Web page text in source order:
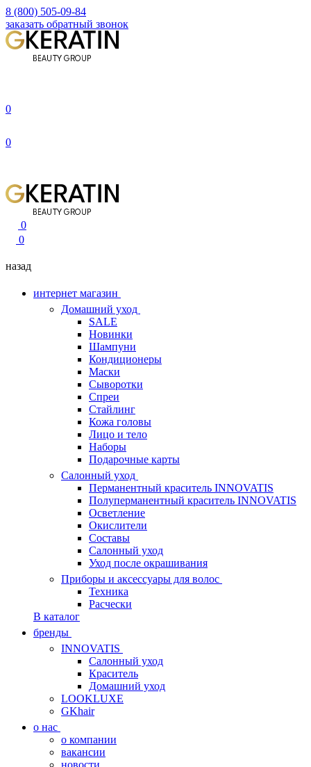
8 (800) 505-09-84
заказать обратный звонок
0
0
0
0
назад
интернет магазин
Домашний уход
SALE
Новинки
Шампуни
Кондиционеры
Маски
Сыворотки
Спреи
Стайлинг
Кожа головы
Лицо и тело
Наборы
Подарочные карты
Салонный уход
Перманентный краситель INNOVATIS
Полуперманентный краситель INNOVATIS
Осветление
Окислители
Составы
Салонный уход
Уход после окрашивания
Приборы и аксессуары для волос
Техника
Расчески
В каталог
бренды
INNOVATIS
Cалонный уход
Краситель
Домашний уход
LOOKLUXE
GKhair
о нас
о компании
вакансии
новости